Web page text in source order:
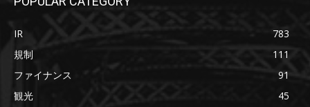
IR
783
規制
111
ファイナンス
91
観光
45